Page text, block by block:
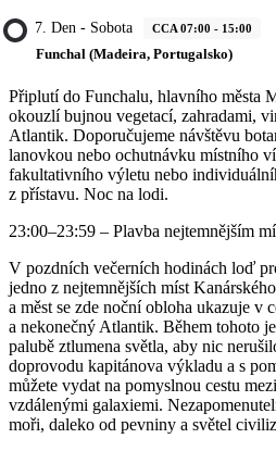
7. Den - Sobota CCA 07:00 - 15:00
Funchal (Madeira, Portugalsko)
Připlutí do Funchalu, hlavního města
okouzlí bujnou vegetací, zahradami,
Atlantik. Doporučujeme návštěvu
lanovkou nebo ochutnávku místního
fakultativního výletu nebo
z přístavu. Noc na lodi.
23:00–23:59 – Plavba nejtemnějším
V pozdních večerních hodinách loď
jedno z nejtemnějších míst
a měst se zde noční obloha ukazuje v
a nekonečný Atlantik. Během tohoto
palubě ztlumena světla, aby nic
doprovodu kapitánova výkladu a s
můžete vydat na pomyslnou cestu
vzdálenými galaxiemi.
moři, daleko od pevniny a světel